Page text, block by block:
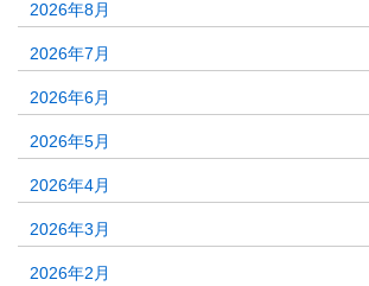
2026年8月
2026年7月
2026年6月
2026年5月
2026年4月
2026年3月
2026年2月